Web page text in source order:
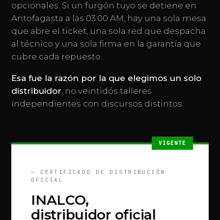
opcionales. Si un furgón tuyo se detiene en
Antofagasta a las 03:00 AM, hay una sola mesa
que abre el ticket, una sola red que despacha
al técnico y una sola firma en la garantía que
cubre cada repuesto.
Esa fue la razón por la que elegimos un solo
distribuidor, no veintidós talleres
independientes con discursos distintos.
VIGENTE
— CERTIFICADO DE DISTRIBUCIÓN
OFICIAL
INALCO,
distribuidor oficial